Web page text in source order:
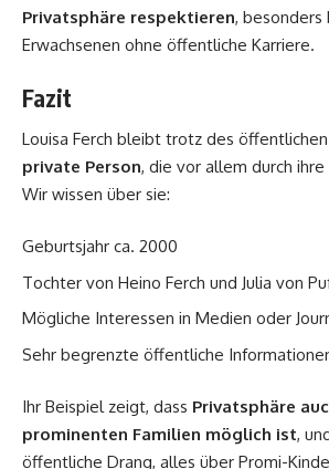
Privatsphäre respektieren, besonders
Erwachsenen ohne öffentliche Karriere.
Fazit
Louisa Ferch bleibt trotz des
private Person, die vor allem durch
Wir wissen über sie:
Geburtsjahr ca. 2000
Tochter von Heino Ferch und Julia von
Mögliche Interessen in Medien oder
Sehr begrenzte öffentliche
Ihr Beispiel zeigt, dass Privatsphäre
prominenten Familien möglich ist,
öffentliche Drang, alles über Promi-